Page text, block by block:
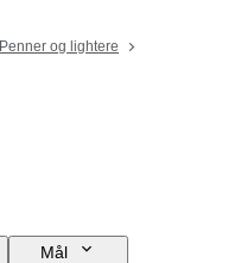
Penner og lightere
Mål